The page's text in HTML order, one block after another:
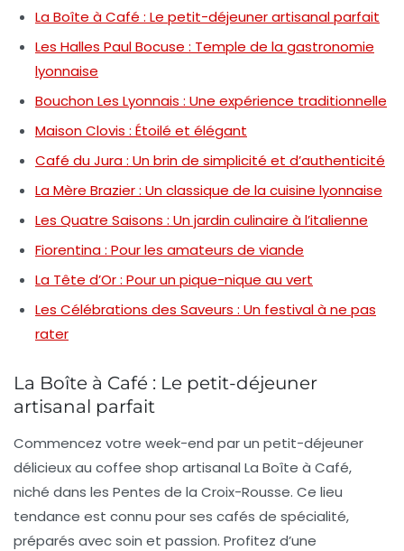
La Boîte à Café : Le petit-déjeuner artisanal parfait
Les Halles Paul Bocuse : Temple de la gastronomie
lyonnaise
Bouchon Les Lyonnais : Une expérience traditionnelle
Maison Clovis : Étoilé et élégant
Café du Jura : Un brin de simplicité et d’authenticité
La Mère Brazier : Un classique de la cuisine lyonnaise
Les Quatre Saisons : Un jardin culinaire à l’italienne
Fiorentina : Pour les amateurs de viande
La Tête d’Or : Pour un pique-nique au vert
Les Célébrations des Saveurs : Un festival à ne pas
rater
La Boîte à Café : Le petit-déjeuner
artisanal parfait
Commencez votre week-end par un petit-déjeuner
délicieux au coffee shop artisanal La Boîte à Café,
niché dans les Pentes de la Croix-Rousse. Ce lieu
tendance est connu pour ses cafés de spécialité,
préparés avec soin et passion. Profitez d’une